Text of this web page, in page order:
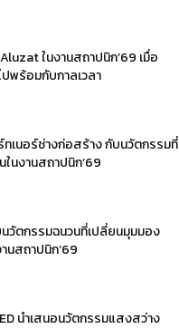
ในงานสถาปนิก’69 เมื่อ
พร้อมกับกาลเวลา
ทเนอร์ช่างก่อสร้าง กับนวัตกรรมที่
นงานสถาปนิก’69
วัตกรรมฉนวนที่เปลี่ยนมุมมอง
นสถาปนิก’69
นำเสนอนวัตกรรมแสงสว่าง